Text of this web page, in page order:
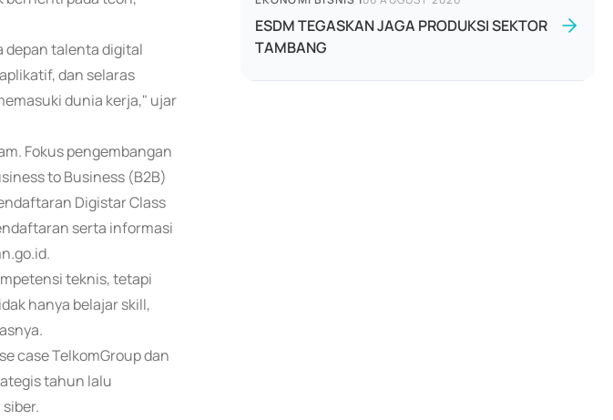
depan talenta digital
dan selaras
dunia kerja," ujar
Fokus pengembangan
to Business (B2B)
Digistar Class
serta informasi
teknis, tetapi
hanya belajar skill,
case TelkomGroup dan
tahun lalu
ESDM TEGASKAN JAGA PRODUKSI SEKTOR
TAMBANG